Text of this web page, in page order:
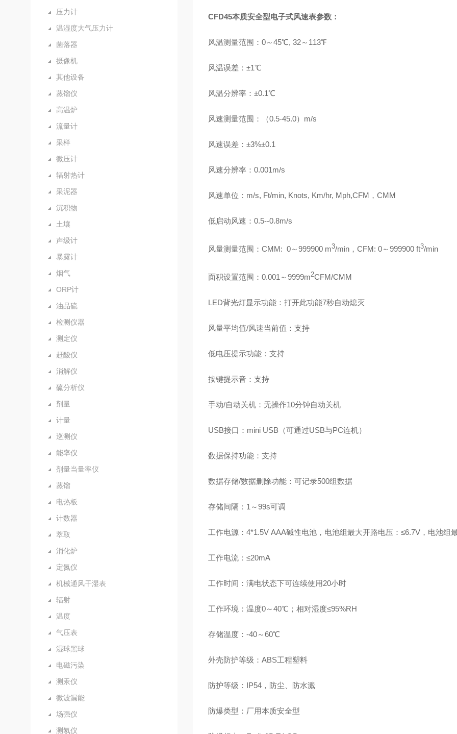
压力计
温湿度大气压力计
菌落器
摄像机
其他设备
蒸馏仪
高温炉
流量计
采样
微压计
辐射热计
采泥器
沉积物
土壤
声级计
暴露计
烟气
ORP计
油品硫
检测仪器
测定仪
赶酸仪
消解仪
硫分析仪
剂量
计量
巡测仪
能率仪
剂量当量率仪
蒸馏
电热板
计数器
萃取
消化炉
定氮仪
机械通风干湿表
辐射
温度
气压表
湿球黑球
电磁污染
测汞仪
微波漏能
场强仪
测氡仪
CFD45本质安全型电子式风速表参数：
风温测量范围：0～45℃, 32～113℉
风温误差：±1℃
风温分辨率：±0.1℃
风速测量范围：（0.5-45.0）m/s
风速误差：±3%±0.1
风速分辨率：0.001m/s
风速单位：m/s, Ft/min, Knots, Km/hr, Mph,CFM，CMM
低启动风速：0.5--0.8m/s
风量测量范围：CMM: 0～999900 m3/min，CFM: 0～999900 ft3/min
面积设置范围：0.001～9999m2CFM/CMM
LED背光灯显示功能：打开此功能7秒自动熄灭
风量平均值/风速当前值：支持
低电压提示功能：支持
按键提示音：支持
手动/自动关机：无操作10分钟自动关机
USB接口：mini USB（可通过USB与PC连机）
数据保持功能：支持
数据存储/数据删除功能：可记录500组数据
存储间隔：1～99s可调
工作电源：4*1.5V AAA碱性电池，电池组最大开路电压：≤6.7V，电池组
工作电流：≤20mA
工作时间：满电状态下可连续使用20小时
工作环境：温度0～40℃；相对湿度≤95%RH
存储温度：-40～60℃
外壳防护等级：ABS工程塑料
防护等级：IP54，防尘、防水溅
防爆类型：厂用本质安全型